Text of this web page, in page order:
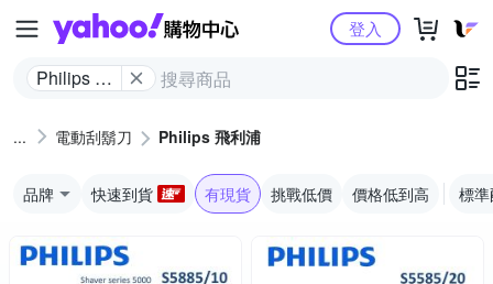
Yahoo購物中心
Philips 飛
登入
電動刮鬍刀 Philips 飛利浦
品牌 快速到貨 有現貨 挑戰低價 價格低到高 標